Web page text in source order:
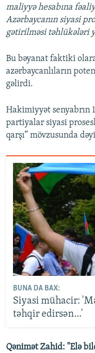
maliyyə hesabına
Azərbaycanın siyasi
gətirilməsi təhlükələri
Bu bəyanat faktiki
azərbaycanlıların
gəlirdi.
Hakimiyyət senyabrın
partiyalar siyasi
qarşı” mövzusunda
BUNA DA BAX:
Siyasi mühacir:
təhqir edirsən...'
Qənimət Zahid: "Elə